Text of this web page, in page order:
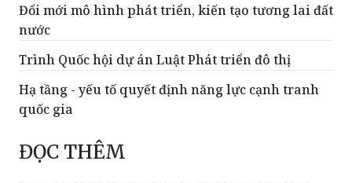
Đổi mới mô hình phát triển, kiến tạo tương lai đất
nước
Trình Quốc hội dự án Luật Phát triển đô thị
Hạ tầng - yếu tố quyết định năng lực cạnh tranh
quốc gia
ĐỌC THÊM